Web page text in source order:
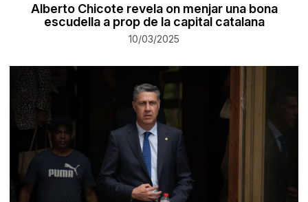
Alberto Chicote revela on menjar una bona
escudella a prop de la capital catalana
10/03/2025